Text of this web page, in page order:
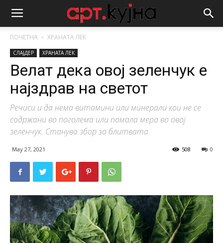
ПОЧЕТНА ХРАНАТА ЛЕК
СЛАЈДЕР ХРАНАТА ЛЕК
Велат дека овој зеленчук е
најздрав на светот
Речиси и да нема витамини или минерали кои не се
содржани во поголема или помала мера во овој
зеленчук. Станува збор за блитвата
May 27, 2021 0
508